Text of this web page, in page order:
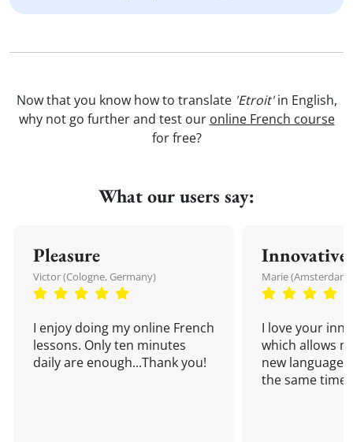
Now that you know how to translate 'Etroit'in English,
why not go further and test our online French course
for free?
What our users say:
Pleasure
Victor (Cologne, Germany)
I enjoy doing my online French
lessons. Only ten minutes
daily are enough...Thank you!
Innovative
Marie
I love your
which allows
new language
the same time!